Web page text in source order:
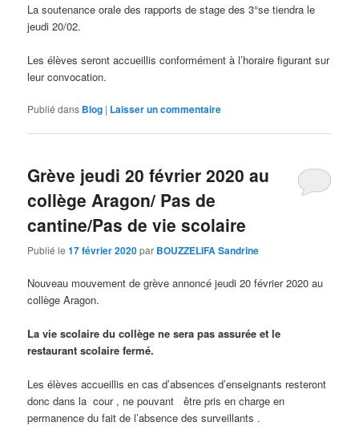
La soutenance orale des rapports de stage des 3°se tiendra le
jeudi 20/02.
Les élèves seront accueillis conformément à l’horaire figurant sur
leur convocation.
Publié dans Blog | Laisser un commentaire
Grève jeudi 20 février 2020 au
collège Aragon/ Pas de
cantine/Pas de vie scolaire
Publié le17 février 2020par BOUZZELIFA Sandrine
Nouveau mouvement de grève annoncé jeudi 20 février 2020 au
collège Aragon.
La vie scolaire du collège ne sera pas assurée et le
restaurant scolaire fermé.
Les élèves accueillis en cas d’absences d’enseignants resteront
donc dans la cour , ne pouvant être pris en charge en
permanence du fait de l’absence des surveillants .